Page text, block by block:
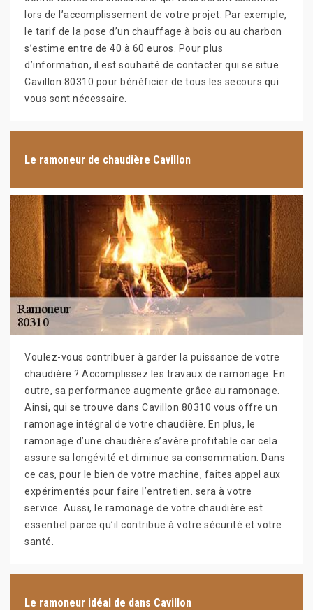
lors de l’accomplissement de votre projet. Par exemple,
le tarif de la pose d’un chauffage à bois ou au charbon
s’estime entre de 40 à 60 euros. Pour plus
d’information, il est souhaité de contacter qui se situe
Cavillon 80310 pour bénéficier de tous les secours qui
vous sont nécessaire.
Le ramoneur de chaudière Cavillon
Voulez-vous contribuer à garder la puissance de votre
chaudière ? Accomplissez les travaux de ramonage. En
outre, sa performance augmente grâce au ramonage.
Ainsi, qui se trouve dans Cavillon 80310 vous offre un
ramonage intégral de votre chaudière. En plus, le
ramonage d’une chaudière s’avère profitable car cela
assure sa longévité et diminue sa consommation. Dans
ce cas, pour le bien de votre machine, faites appel aux
expérimentés pour faire l’entretien. sera à votre
service. Aussi, le ramonage de votre chaudière est
essentiel parce qu’il contribue à votre sécurité et votre
santé.
Le ramoneur idéal de dans Cavillon